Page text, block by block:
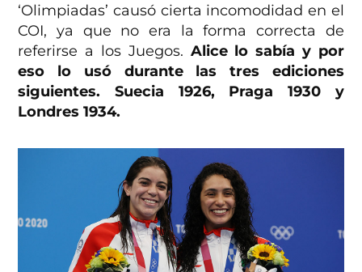
‘Olimpiadas’ causó cierta incomodidad en el
COI, ya que no era la forma correcta de
referirse a los Juegos. Alice lo sabía y por
eso lo usó durante las tres ediciones
siguientes. Suecia 1926, Praga 1930 y
Londres 1934.